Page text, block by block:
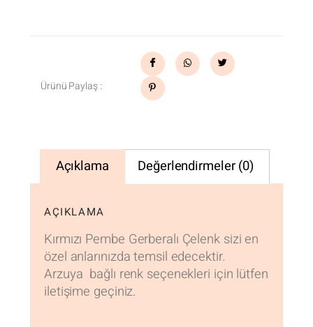
Ürünü Paylaş :
Açıklama Değerlendirmeler (0)
AÇIKLAMA
Kırmızı Pembe Gerberalı Çelenk sizi en
özel anlarınızda temsil edecektir.
Arzuya bağlı renk seçenekleri için lütfen
iletişime geçiniz.